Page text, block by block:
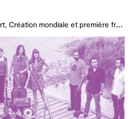
C
oncert, Création mondiale et première française, B!ME 2024